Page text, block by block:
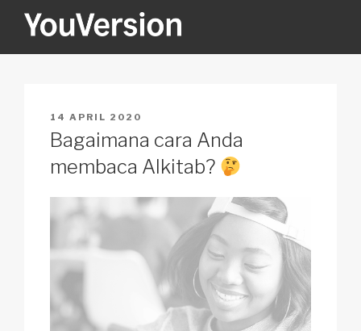
YOUVERSION
POSTED
ON
14 APRIL 2020
Bagaimana cara Anda
membaca Alkitab?